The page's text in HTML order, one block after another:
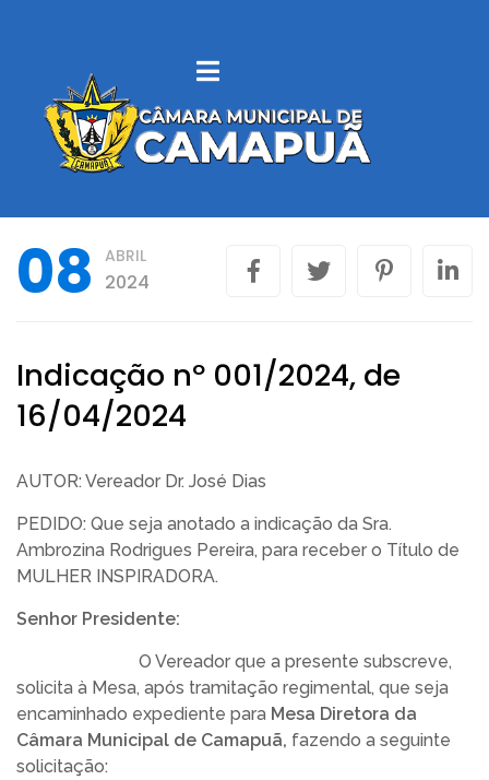
SOBRE
CAMAPUÃ
LEGISLAÇÃO
MUNICIPAL
INTERNO
LICITAÇÕES
PORTAL
TRANSPARÊNCIA
LEGISLATIVO
OUVIDORIA
08 ABRIL
2024
Indicação nº 001/2024, de
16/04/2024
AUTOR: Vereador Dr. José Dias
PEDIDO: Que seja anotado a indicação da Sra.
Ambrozina Rodrigues Pereira, para receber o Título de
MULHER INSPIRADORA.
Senhor Presidente:
O Vereador que a presente subscreve,
solicita à Mesa, após tramitação regimental, que seja
encaminhado expediente para Mesa Diretora da
Câmara Municipal de Camapuã, fazendo a seguinte
solicitação: